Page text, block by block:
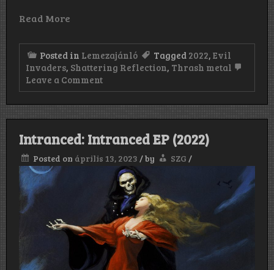
Read More
Posted in Lemezajánló Tagged 2022, Evil
Invaders, Shattering Reflection, Thrash metal
Leave a Commenton
Evil
Reflection
Intranced: Intranced EP (2022)
Posted on április 13, 2023 /by SZG /